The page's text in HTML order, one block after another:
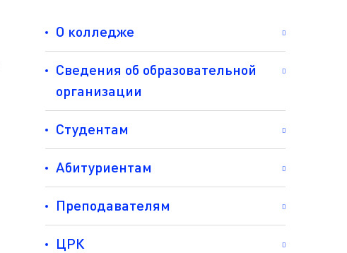
О колледже
Сведения об образовательной
организации
Студентам
Абитуриентам
Преподавателям
ЦРК